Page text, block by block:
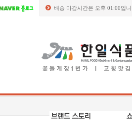
배송 마감시간은 오후 01:00입